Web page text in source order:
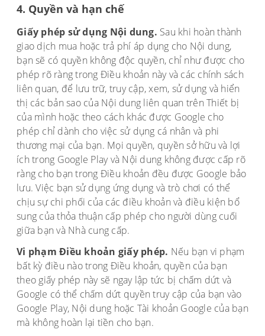
4. Quyền và hạn chế
Giấy phép sử dụng Nội dung. Sau khi hoàn thành
giao dịch mua hoặc trả phí áp dụng cho Nội dung,
bạn sẽ có quyền không độc quyền, chỉ như được cho
phép rõ ràng trong Điều khoản này và các chính sách
liên quan, để lưu trữ, truy cập, xem, sử dụng và hiển
thị các bản sao của Nội dung liên quan trên Thiết bị
của mình hoặc theo cách khác được Google cho
phép chỉ dành cho việc sử dụng cá nhân và phi
thương mại của bạn. Mọi quyền, quyền sở hữu và lợi
ích trong Google Play và Nội dung không được cấp rõ
ràng cho bạn trong Điều khoản đều được Google bảo
lưu. Việc bạn sử dụng ứng dụng và trò chơi có thể
chịu sự chi phối của các điều khoản và điều kiện bổ
sung của thỏa thuận cấp phép cho người dùng cuối
giữa bạn và Nhà cung cấp.
Vi phạm Điều khoản giấy phép. Nếu bạn vi phạm
bất kỳ điều nào trong Điều khoản, quyền của bạn
theo giấy phép này sẽ ngay lập tức bị chấm dứt và
Google có thể chấm dứt quyền truy cập của bạn vào
Google Play, Nội dung hoặc Tài khoản Google của bạn
mà không hoàn lại tiền cho bạn.